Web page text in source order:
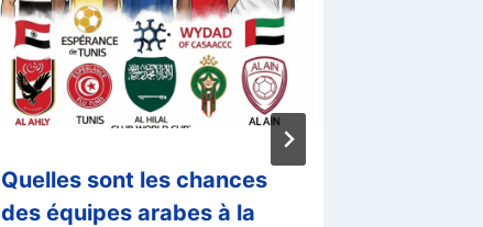
Quelles sont les chances
des équipes arabes à la